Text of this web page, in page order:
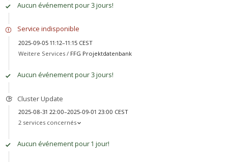
Aucun événement pour 3 jours!
Service indisponible
2025-09-05 11:12–11:15 CEST
Weitere Services / FFG Projektdatenbank
Aucun événement pour 3 jours!
Cluster Update
2025-08-31 22:00–2025-09-01 23:00 CEST
2 services concernés
Aucun événement pour 1 jour!